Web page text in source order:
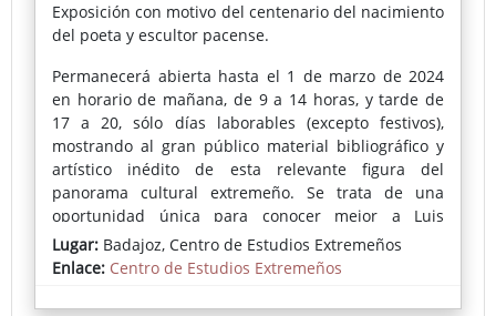
Exposición con motivo del centenario del nacimiento
del poeta y escultor pacense.
Permanecerá abierta hasta el 1 de marzo de 2024
en horario de mañana, de 9 a 14 horas, y tarde de
17 a 20, sólo días laborables (excepto festivos),
mostrando al gran público material bibliográfico y
artístico inédito de esta relevante figura del
panorama cultural extremeño. Se trata de una
oportunidad única para conocer mejor a Luis
Álvarez Lencero y su círculo intelectual.
Más información (Gabinete de Prensa de la
Diputación de Badajoz)
Lugar: Badajoz, Centro de Estudios Extremeños
Enlace: Centro de Estudios Extremeños